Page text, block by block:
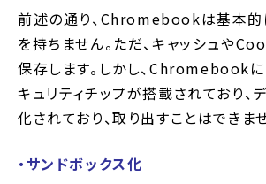
前述の通り、Chromebookは基本的
を持ちません。ただ、キャッシュや
保存します。しかし、Chromebook
キュリティチップが搭載されており、
化されており、取り出すことはできま
・サンドボックス化